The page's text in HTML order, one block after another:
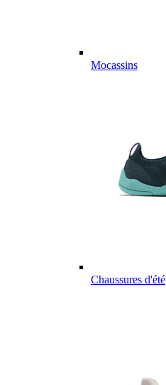
Mocassins
Chaussures d'été